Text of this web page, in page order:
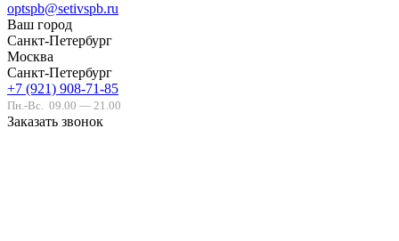
optspb@setivspb.ru
Ваш город
Санкт-Петербург
Москва
Санкт-Петербург
+7 (921) 908-71-85
Пн.-Вс. 09.00 — 21.00
Заказать звонок